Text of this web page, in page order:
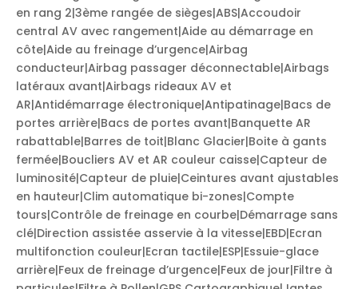
en rang 2|3ème rangée de sièges|ABS|Accoudoir
central AV avec rangement|Aide au démarrage en
côte|Aide au freinage d’urgence|Airbag
conducteur|Airbag passager déconnectable|Airbags
latéraux avant|Airbags rideaux AV et
AR|Antidémarrage électronique|Antipatinage|Bacs de
portes arrière|Bacs de portes avant|Banquette AR
rabattable|Barres de toit|Blanc Glacier|Boite à gants
fermée|Boucliers AV et AR couleur caisse|Capteur de
luminosité|Capteur de pluie|Ceintures avant ajustables
en hauteur|Clim automatique bi-zones|Compte
tours|Contrôle de freinage en courbe|Démarrage sans
clé|Direction assistée asservie à la vitesse|EBD|Ecran
multifonction couleur|Ecran tactile|ESP|Essuie-glace
arrière|Feux de freinage d’urgence|Feux de jour|Filtre à